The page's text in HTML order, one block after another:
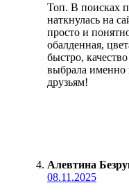
Топ. В поисках
наткнулась на
просто и
обалденная,
быстро,
выбрала именно
друзьям!
Алевтина
08.11.2025